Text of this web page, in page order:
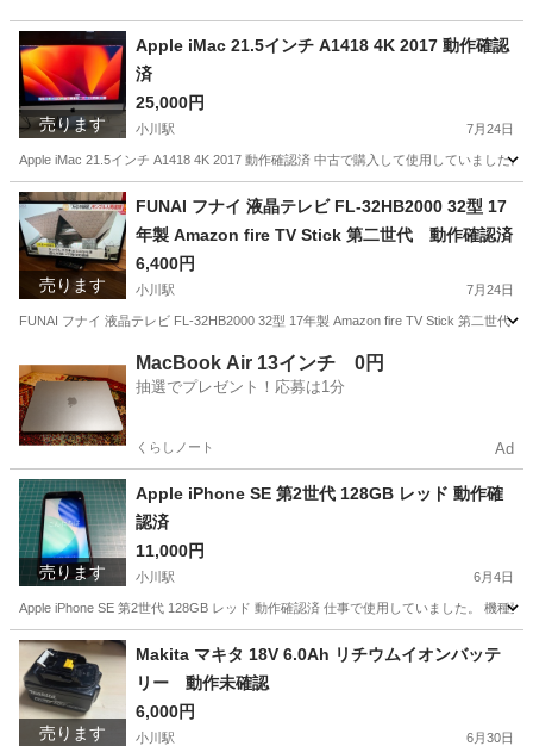
売ります
Apple iMac 21.5インチ A1418 4K 2017 動作確認
済
25,000円
小川駅 7月24日
Apple iMac 21.5インチ A1418 4K 2017 動作確認済 中古で購入して使用していました
熊本 宇城市 Mac
売ります
FUNAI フナイ 液晶テレビ FL-32HB2000 32型 17
年製 Amazon fire TV Stick 第二世代 動作確認済
6,400円
小川駅 7月24日
FUNAI フナイ 液晶テレビ FL-32HB2000 32型 17年製 Amazon fire TV Stick 第二世代
小川駅 テレビ FUNAI
MacBook Air 13インチ 0円
抽選でプレゼント！応募は1分
くらしノート Ad
売ります
Apple iPhone SE 第2世代 128GB レッド 動作確
認済
11,000円
小川駅 6月4日
Apple iPhone SE 第2世代 128GB レッド 動作確認済 仕事で使用していました。 機種
熊本 宇城市 ソフトバンク iPhone SE
売ります
Makita マキタ 18V 6.0Ah リチウムイオンバッテ
リー 動作未確認
6,000円
小川駅 6月30日